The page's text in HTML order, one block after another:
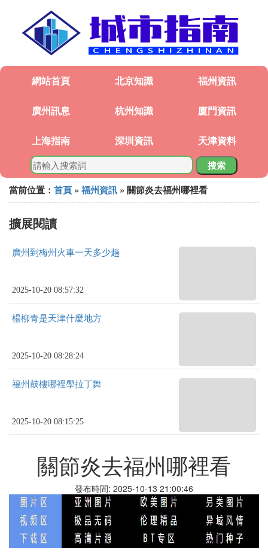
網站首頁 北京知識 福州資訊
廣州訊息 杭州知識 廈門資訊
上海指南 深圳資訊 天津資料
搜索
當前位置： 首頁 » 福州資訊 » 關節炎去福州哪裡看
擴展閱讀
廣州到梅州火車一天多少趟
2025-10-20 08:57:32
楊柳青是天津什麼地方
2025-10-20 08:28:24
福州鼓樓哪裡學拉丁舞
2025-10-20 08:15:25
關節炎去福州哪裡看
發布時間: 2025-10-13 21:00:46